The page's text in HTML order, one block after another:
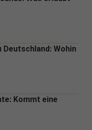
Deutschland: Wohin
Kommt eine